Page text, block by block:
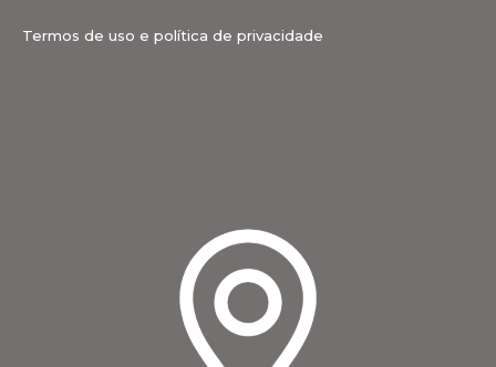
Termos de uso e política de privacidade